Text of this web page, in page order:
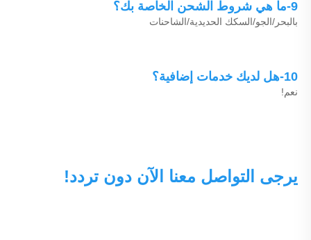
9-ما هي شروط الشحن الخاصة بك؟
بالبحر/الجو/السكك الحديدية/الشاحنات
10-هل لديك خدمات إضافية؟
نعم!
يرجى التواصل معنا الآن دون تردد!